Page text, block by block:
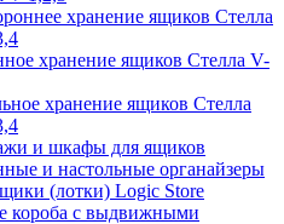
хранение ящиков Стелла
хранение ящиков Стелла V-
хранение ящиков Стелла
и шкафы для ящиков
и настольные органайзеры
(лотки) Logiс Store
короба с выдвижными